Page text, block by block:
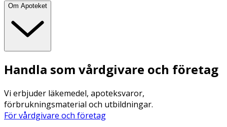
Om Apoteket
Handla som vårdgivare och företag
Vi erbjuder läkemedel, apoteksvaror,
förbrukningsmaterial och utbildningar.
För vårdgivare och företag